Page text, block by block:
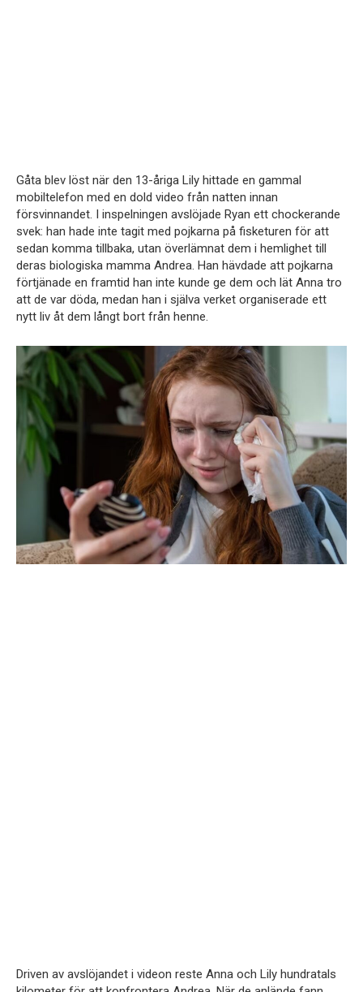
Gåta blev löst när den 13-åriga Lily hittade en gammal
mobiltelefon med en dold video från natten innan
försvinnandet. I inspelningen avslöjade Ryan ett chockerande
svek: han hade inte tagit med pojkarna på fisketuren för att
sedan komma tillbaka, utan överlämnat dem i hemlighet till
deras biologiska mamma Andrea. Han hävdade att pojkarna
förtjänade en framtid han inte kunde ge dem och lät Anna tro
att de var döda, medan han i själva verket organiserade ett
nytt liv åt dem långt bort från henne.
Driven av avslöjandet i videon reste Anna och Lily hundratals